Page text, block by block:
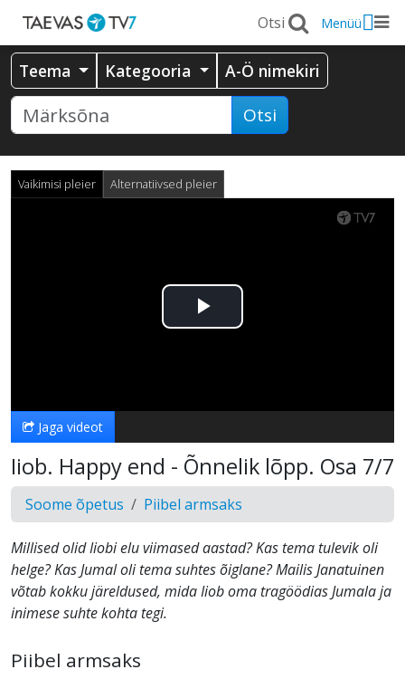
Menüü
Teema Kategooria A-Ö nimekiri
Otsi
Vaikimisi pleier Alternatiivsed pleier
Esita
Jaga videot
Iiob. Happy end - Õnnelik lõpp. Osa 7/7
Soome õpetus Piibel armsaks
Millised olid Iiobi elu viimased aastad? Kas tema tulevik oli
helge? Kas Jumal oli tema suhtes õiglane? Mailis Janatuinen
võtab kokku järeldused, mida Iiob oma tragöödias Jumala ja
inimese suhte kohta tegi.
Piibel armsaks